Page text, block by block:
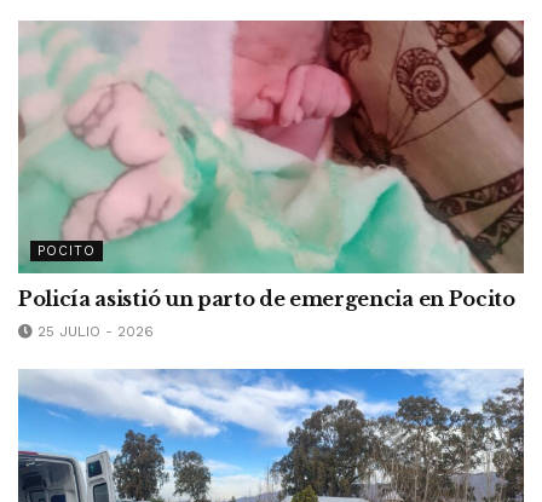
POCITO
Policía asistió un parto de emergencia en Pocito
25 JULIO - 2026